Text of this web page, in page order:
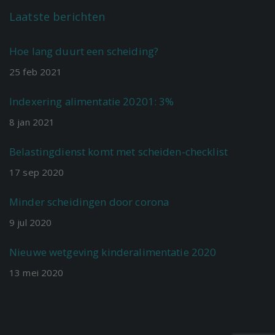
Laatste berichten
Hoe lang duurt een scheiding?
25 feb 2021
Indexering alimentatie 20201: 3%
8 jan 2021
Belastingdienst komt met scheiden-checklist
17 sep 2020
Minder scheidingen door corona
9 jul 2020
Nieuwe wetgeving kinderalimentatie 2020
13 mei 2020